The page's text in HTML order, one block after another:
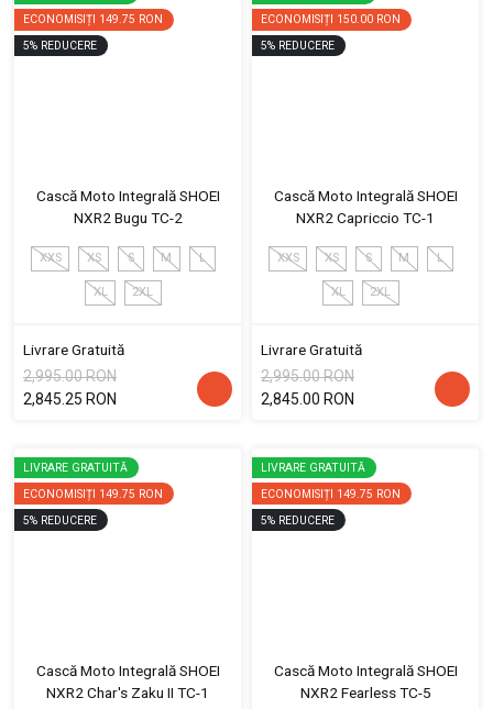
ECONOMISIȚI 149.75 RON
5% REDUCERE
Cască Moto Integrală SHOEI
NXR2 Bugu TC-2
XXS XS S M L
XL 2XL
Livrare Gratuită
2,995.00 RON
2,845.25 RON
ECONOMISIȚI 150.00 RON
5% REDUCERE
Cască Moto Integrală SHOEI
NXR2 Capriccio TC-1
XXS XS S M L
XL 2XL
Livrare Gratuită
2,995.00 RON
2,845.00 RON
LIVRARE GRATUITĂ
ECONOMISIȚI 149.75 RON
5% REDUCERE
Cască Moto Integrală SHOEI
NXR2 Char's Zaku II TC-1
LIVRARE GRATUITĂ
ECONOMISIȚI 149.75 RON
5% REDUCERE
Cască Moto Integrală SHOEI
NXR2 Fearless TC-5